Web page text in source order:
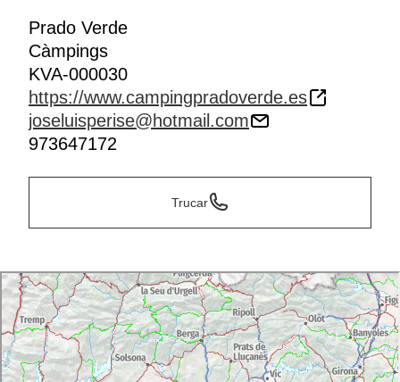
Prado Verde
Càmpings
KVA-000030
https://www.campingpradoverde.es
joseluisperise@hotmail.com
973647172
Trucar